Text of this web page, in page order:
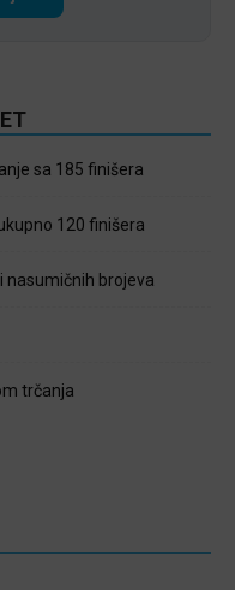
sa 185 finišera
120 finišera
nasumičnih brojeva
trčanja